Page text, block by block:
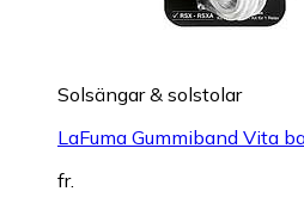
Solsängar & solstolar
LaFuma Gummiband Vita
fr.